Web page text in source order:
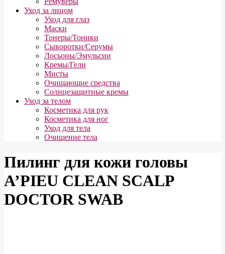
Уход за лицом
Уход для глаз
Маски
Тонеры/Тоники
Сыворотки/Серумы
Лосьоны/Эмульсии
Кремы/Гели
Мисты
Очищающие средства
Солнцезащитные кремы
Уход за телом
Косметика для рук
Косметика для ног
Уход для тела
Очищение тела
Пилинг для кожи головы
A’PIEU CLEAN SCALP
DOCTOR SWAB